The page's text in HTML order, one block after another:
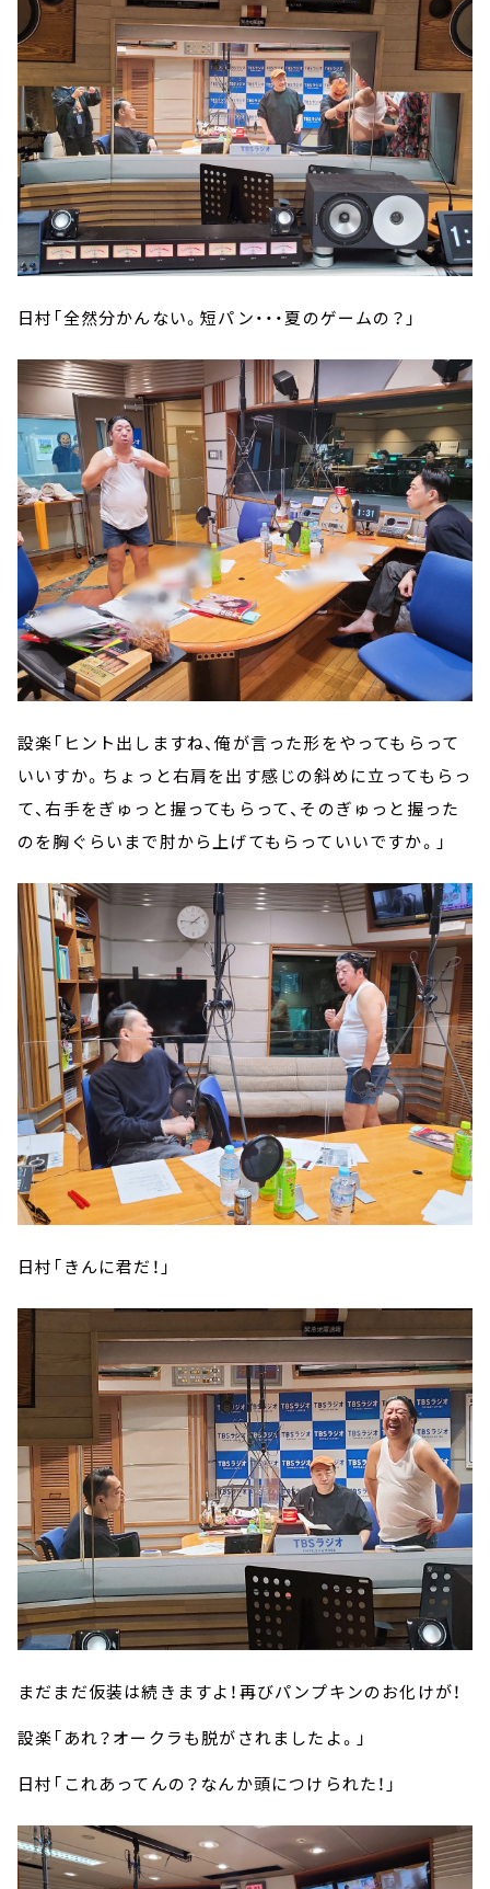
日村「全然分かんない。短パン・・・夏のゲームの？」
設楽「ヒント出しますね、俺が言った形をやってもらって
いいすか。ちょっと右肩を出す感じの斜めに立ってもらっ
て、右手をぎゅっと握ってもらって、そのぎゅっと握った
のを胸ぐらいまで肘から上げてもらっていいですか。」
日村「きんに君だ！」
まだまだ仮装は続きますよ！再びパンプキンのお化けが！
設楽「あれ？オークラも脱がされましたよ。」
日村「これあってんの？なんか頭につけられた！」